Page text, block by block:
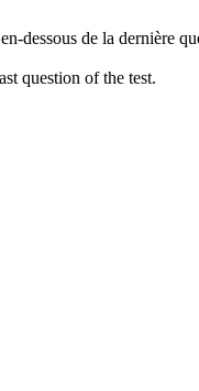
dessous de la dernière
question of the test.